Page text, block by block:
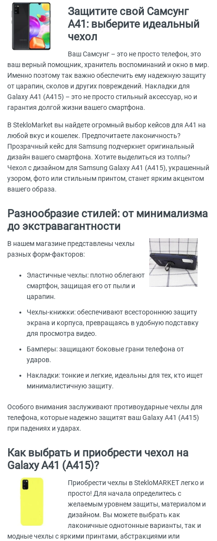
Защитите свой Самсунг
А41: выберите идеальный
чехол
Ваш Самсунг – это не просто телефон, это
ваш верный помощник, хранитель воспоминаний и окно в мир.
Именно поэтому так важно обеспечить ему надежную защиту
от царапин, сколов и других повреждений. Накладки для
Galaxy A41 (A415) – это не просто стильный аксессуар, но и
гарантия долгой жизни вашего смартфона.
В StekloMarket вы найдете огромный выбор кейсов для А41 на
любой вкус и кошелек. Предпочитаете лаконичность?
Прозрачный кейс для Samsung подчеркнет оригинальный
дизайн вашего смартфона. Хотите выделиться из толпы?
Чехол с дизайном для Samsung Galaxy A41 (A415), украшенный
узором, фото или стильным принтом, станет ярким акцентом
вашего образа.
Разнообразие стилей: от минимализма
до экстравагантности
В нашем магазине представлены чехлы
разных форм-факторов:
Эластичные чехлы: плотно облегают
смартфон, защищая его от пыли и
царапин.
Чехлы-книжки: обеспечивают всестороннюю защиту
экрана и корпуса, превращаясь в удобную подставку
для просмотра видео.
Бамперы: защищают боковые грани телефона от
ударов.
Накладки: тонкие и легкие, идеальны для тех, кто ищет
минималистичную защиту.
Особого внимания заслуживают противоударные чехлы для
телефона, которые надежно защитят ваш Galaxy A41 (A415)
при падениях и ударах.
Как выбрать и приобрести чехол на
Galaxy A41 (A415)?
Приобрести чехлы в StekloMARKET легко и
просто! Для начала определитесь с
желаемым уровнем защиты, материалом и
дизайном. Вы можете выбрать как
лаконичные однотонные варианты, так и
модные чехлы с яркими принтами, абстракциями или